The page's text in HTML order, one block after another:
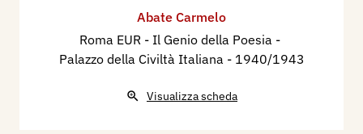
Abate Carmelo
Roma EUR - Il Genio della Poesia - ​
Palazzo della Civiltà Italiana - 1940/1943
Visualizza scheda